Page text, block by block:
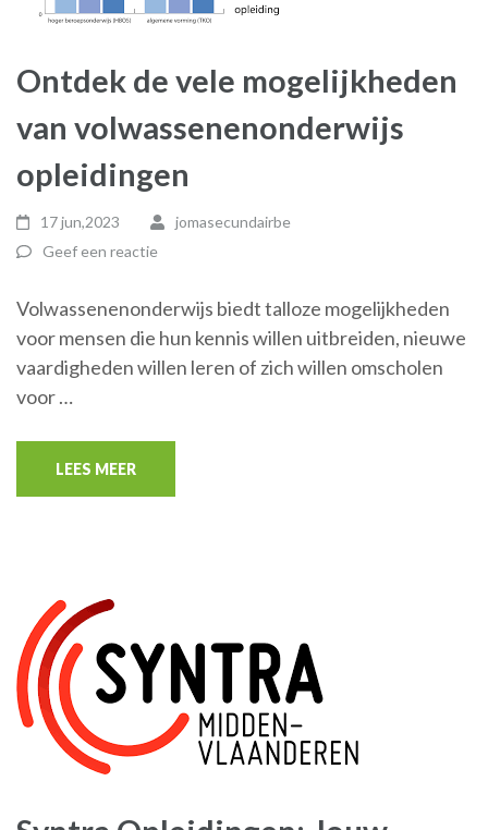
Ontdek de vele mogelijkheden
van volwassenenonderwijs
opleidingen
17 jun,2023
jomasecundairbe
Geef een reactie
Volwassenenonderwijs biedt talloze mogelijkheden
voor mensen die hun kennis willen uitbreiden, nieuwe
vaardigheden willen leren of zich willen omscholen
voor …
LEES MEER